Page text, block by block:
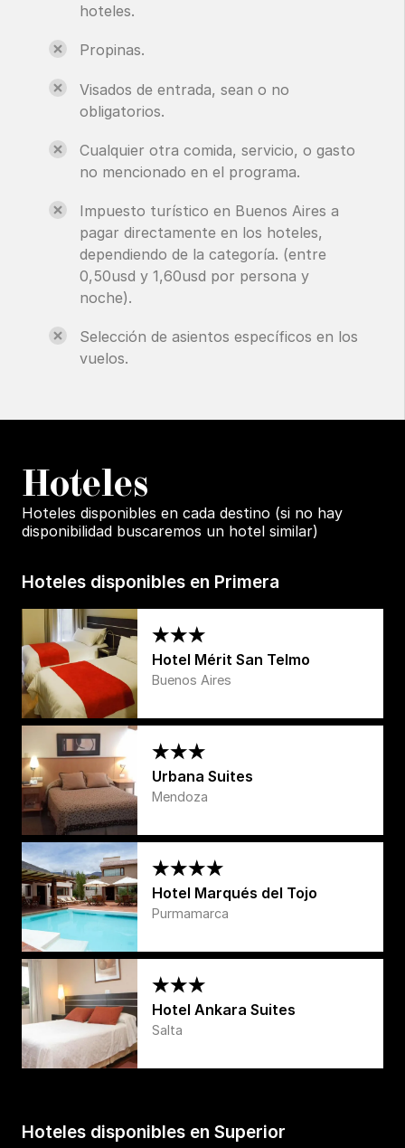
hoteles.
Propinas.
Visados de entrada, sean o no
obligatorios.
Cualquier otra comida, servicio, o gasto
no mencionado en el programa.
Impuesto turístico en Buenos Aires a
pagar directamente en los hoteles,
dependiendo de la categoría. (entre
0,50usd y 1,60usd por persona y
noche).
Selección de asientos específicos en los
vuelos.
Hoteles
Hoteles disponibles en cada destino (si no hay
disponibilidad buscaremos un hotel similar)
Hoteles disponibles en Primera
Hotel Mérit San Telmo
Buenos Aires
Urbana Suites
Mendoza
Hotel Marqués del Tojo
Purmamarca
Hotel Ankara Suites
Salta
Hoteles disponibles en Superior